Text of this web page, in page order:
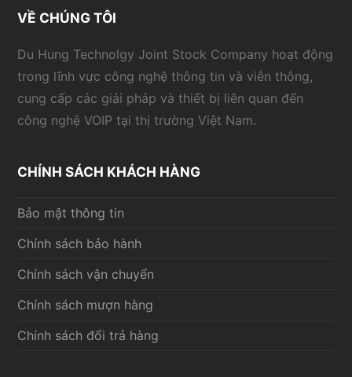
VỀ CHÚNG TÔI
Du Hung Technolgy Joint Stock Company hoạt động
trong lĩnh vực công nghệ thông tin và viễn thông,
cung cấp các giải pháp và thiết bị liên quan đến
công nghệ VOIP tại thị trường Việt Nam.
CHÍNH SÁCH KHÁCH HÀNG
Bảo mật thông tin
Chính sách bảo hành
Chính sách vận chuyển
Chính sách mượn hàng
Chính sách đổi trả hàng